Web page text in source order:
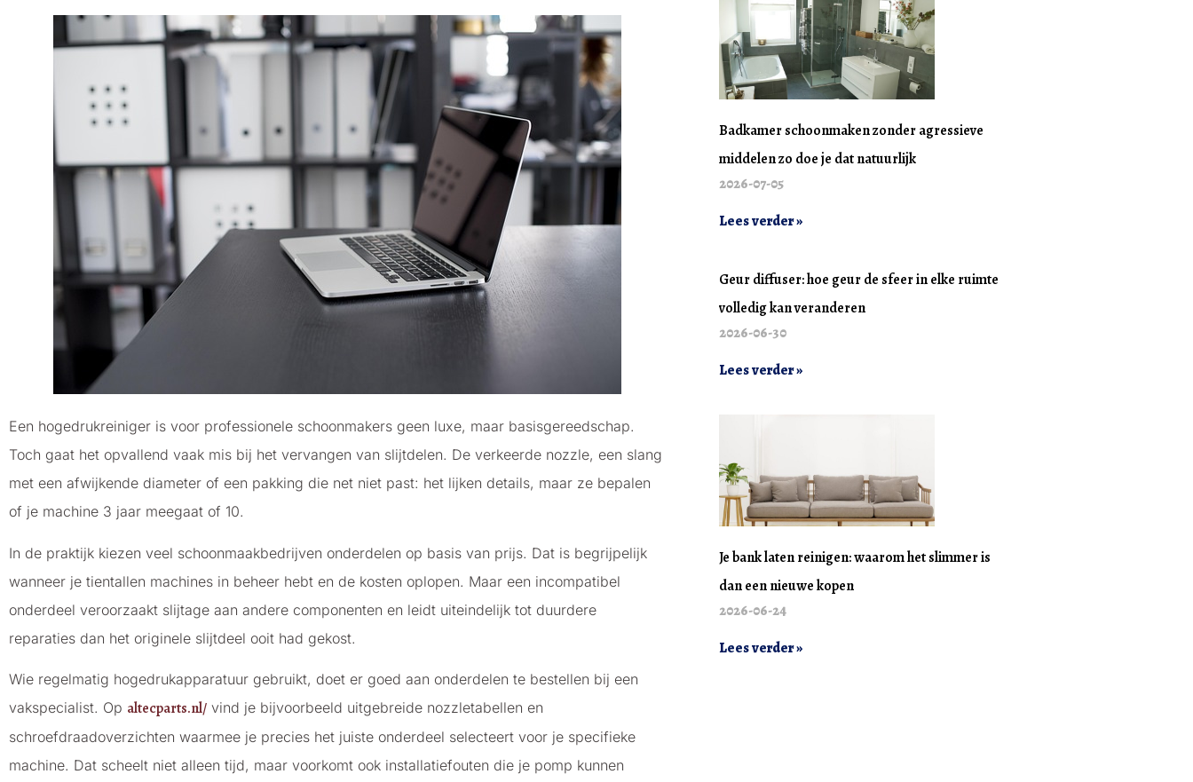
Een hogedrukreiniger is voor professionele schoonmakers geen luxe, maar basisgereedschap.
Toch gaat het opvallend vaak mis bij het vervangen van slijtdelen. De verkeerde nozzle, een slang
met een afwijkende diameter of een pakking die net niet past: het lijken details, maar ze bepalen
of je machine 3 jaar meegaat of 10.
In de praktijk kiezen veel schoonmaakbedrijven onderdelen op basis van prijs. Dat is begrijpelijk
wanneer je tientallen machines in beheer hebt en de kosten oplopen. Maar een incompatibel
onderdeel veroorzaakt slijtage aan andere componenten en leidt uiteindelijk tot duurdere
reparaties dan het originele slijtdeel ooit had gekost.
Wie regelmatig hogedrukapparatuur gebruikt, doet er goed aan onderdelen te bestellen bij een
vakspecialist. Op altecparts.nl/ vind je bijvoorbeeld uitgebreide nozzletabellen en
schroefdraadoverzichten waarmee je precies het juiste onderdeel selecteert voor je specifieke
machine. Dat scheelt niet alleen tijd, maar voorkomt ook installatiefouten die je pomp kunnen
Badkamer schoonmaken zonder agressieve
middelen zo doe je dat natuurlijk
2026-07-05
Lees verder »
Geur diffuser: hoe geur de sfeer in elke ruimte
volledig kan veranderen
2026-06-30
Lees verder »
Je bank laten reinigen: waarom het slimmer is
dan een nieuwe kopen
2026-06-24
Lees verder »